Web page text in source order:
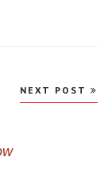
NEXT POST